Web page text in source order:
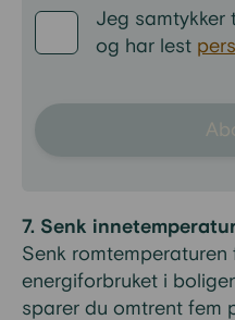
Jeg samtykker
og har lest
7. Senk
Senk
energiforbruket i
sparer du omtrent fem